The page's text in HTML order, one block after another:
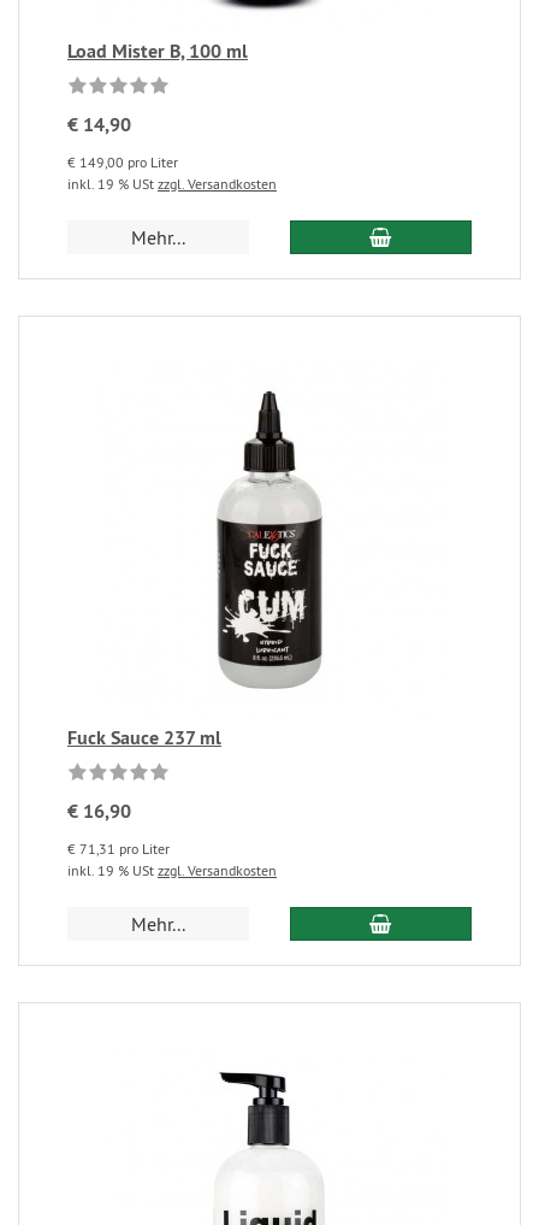
Load Mister B, 100 ml
€ 14,90
€ 149,00 pro Liter
inkl. 19 % USt zzgl. Versandkosten
Mehr...
Fuck Sauce 237 ml
€ 16,90
€ 71,31 pro Liter
inkl. 19 % USt zzgl. Versandkosten
Mehr...